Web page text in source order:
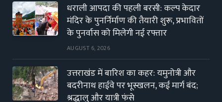
धराली आपदा की पहली बरसी: कल्प केदार
मंदिर के पुनर्निर्माण की तैयारी शुरू, प्रभावितों
के पुनर्वास को मिलेगी नई रफ्तार
AUGUST 6, 2026
उत्तराखंड में बारिश का कहर: यमुनोत्री और
बदरीनाथ हाईवे पर भूस्खलन, कई मार्ग बंद;
श्रद्धालु और यात्री फंसे